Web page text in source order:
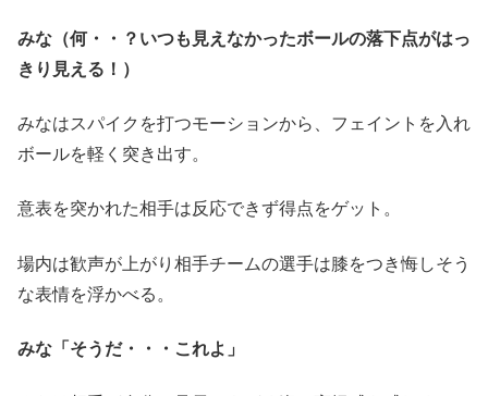
みな（何・・？いつも見えなかったボールの落下点がはっ
きり見える！）
みなはスパイクを打つモーションから、フェイントを入れ
ボールを軽く突き出す。
意表を突かれた相手は反応できず得点をゲット。
場内は歓声が上がり相手チームの選手は膝をつき悔しそう
な表情を浮かべる。
みな「そうだ・・・これよ」